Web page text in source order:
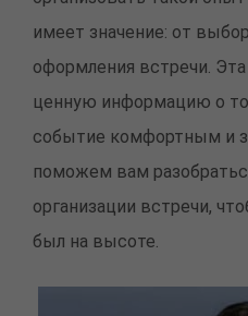
имеет значение: от
оформления встречи.
ценную информацию о
событие комфортным и
поможем вам
организации встречи,
был на высоте.